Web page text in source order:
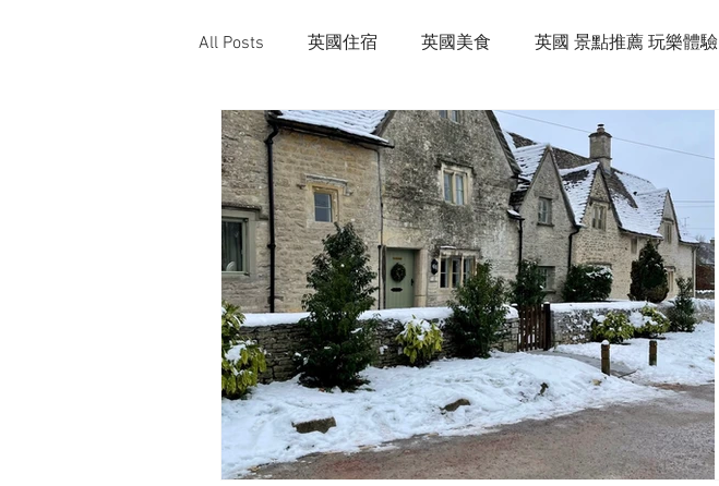
All Posts 英國住宿 英國美食 英國 景點推薦 玩樂體驗
生活好物推薦 德國旅遊 荷蘭旅遊